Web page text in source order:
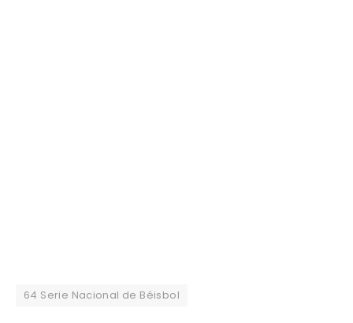
64 Serie Nacional de Béisbol